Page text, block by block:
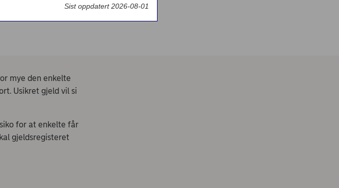
mye den enkelte
Usikret gjeld vil si
for at enkelte får
gjeldsregisteret
Sist oppdatert 2026-08-01